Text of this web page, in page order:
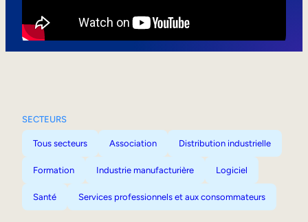
SECTEURS
Tous secteurs Association Distribution industrielle
Formation Industrie manufacturière Logiciel
Santé Services professionnels et aux consommateurs